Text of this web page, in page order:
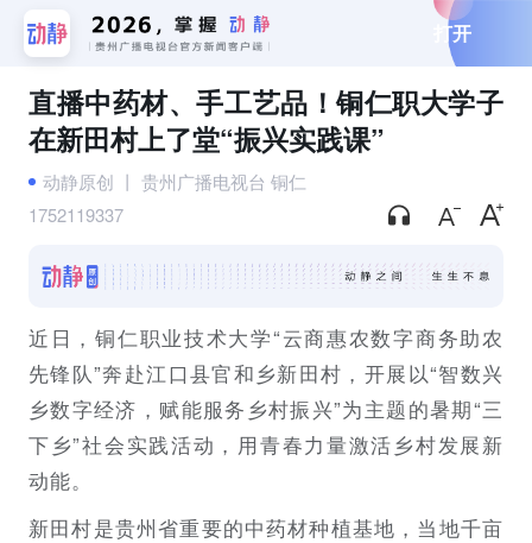
打开
直播中药材、手工艺品！铜仁职大学子
在新田村上了堂“振兴实践课”
动静原创 丨 贵州广播电视台 铜仁
1752119337
近日，铜仁职业技术大学“云商惠农数字商务助农
先锋队”奔赴江口县官和乡新田村，开展以“智数兴
乡数字经济，赋能服务乡村振兴”为主题的暑期“三
下乡”社会实践活动，用青春力量激活乡村发展新
动能。
新田村是贵州省重要的中药材种植基地，当地千亩